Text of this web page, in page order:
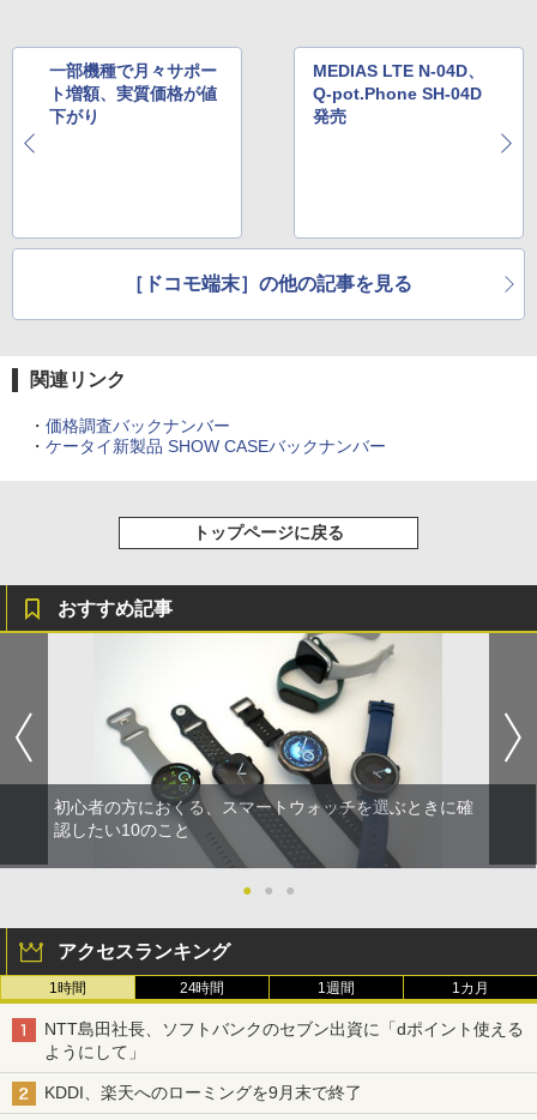
一部機種で月々サポー
ト増額、実質価格が値
下がり
MEDIAS LTE N-04D、
Q-pot.Phone SH-04D
発売
［ドコモ端末］の他の記事を見る
関連リンク
・ 価格調査バックナンバー
・ ケータイ新製品 SHOW CASEバックナンバー
トップページに戻る
おすすめ記事
初心者の方におくる、スマートウォッチを選ぶときに確
認したい10のこと
● ● ●
アクセスランキング
1時間 24時間 1週間 1カ月
NTT島田社長、ソフトバンクのセブン出資に「dポイント使える
ようにして」
KDDI、楽天へのローミングを9月末で終了